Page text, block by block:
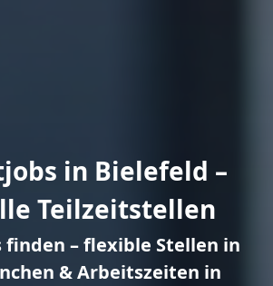
in Bielefeld –
Teilzeitstellen
finden – flexible Stellen in
& Arbeitszeiten in